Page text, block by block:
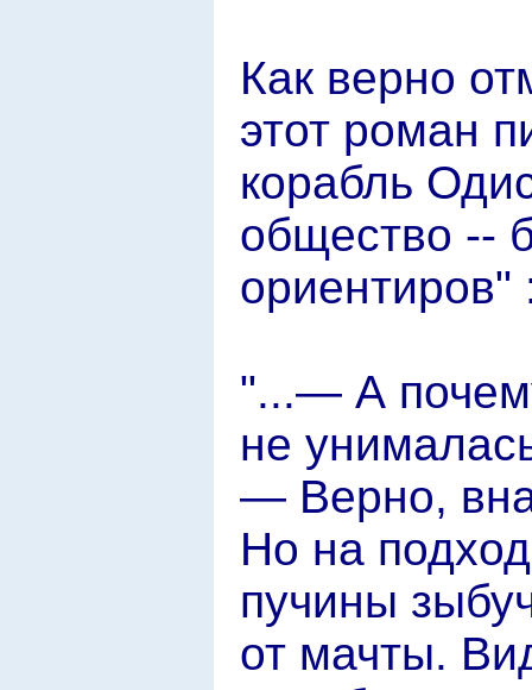
Как верно
этот роман
корабль
общество --
ориентиров"
"...— А
не
— Верно,
Но на
пучины
от мачты.